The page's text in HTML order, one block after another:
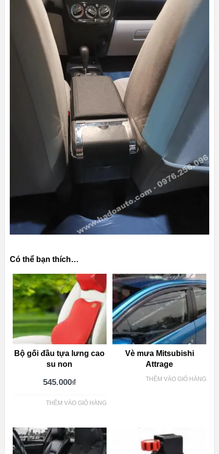
Có thể bạn thích…
Bộ gối đầu tựa lưng cao
su non
545.000₫
THÊM VÀO GIỎ HÀNG
Vè mưa Mitsubishi
Attrage
THÊM VÀO GIỎ HÀNG